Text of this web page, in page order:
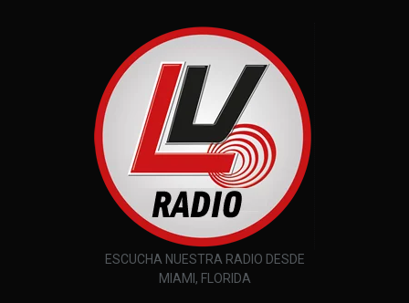
ESCUCHA NUESTRA RADIO DESDE
MIAMI, FLORIDA